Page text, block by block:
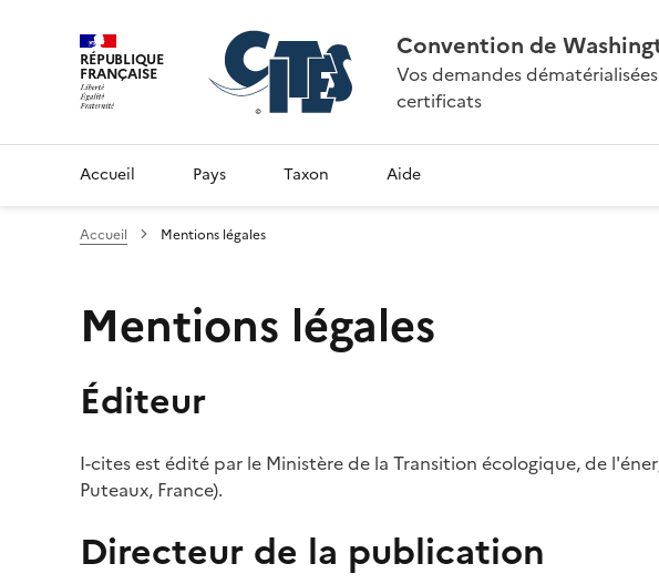
RÉPUBLIQUE
FRANÇAISE
Convention de
Vos demandes
certificats
Accueil Pays Taxon Aide
Accueil Mentions légales
Mentions légales
Éditeur
I-cites est édité par le Ministère de la Transition écologique, de
Puteaux, France).
Directeur de la publication